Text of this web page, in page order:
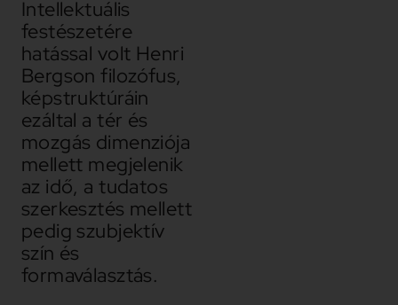
Intellektuális
festészetére
hatással volt Henri
Bergson filozófus,
képstruktúráin
ezáltal a tér és
mozgás dimenziója
mellett megjelenik
az idő, a tudatos
szerkesztés mellett
pedig szubjektív
szín és
formaválasztás.